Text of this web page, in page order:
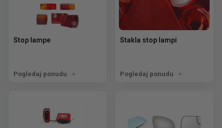
Stop lampe
Pogledaj ponudu
Stakla stop lampi
Pogledaj ponudu